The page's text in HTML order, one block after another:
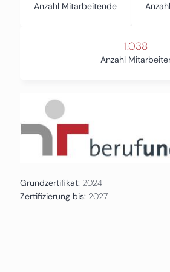
Anzahl Mitarbeitende
1.038
Anzahl
Grundzertifikat: 2024
Zertifizierung bis: 2027